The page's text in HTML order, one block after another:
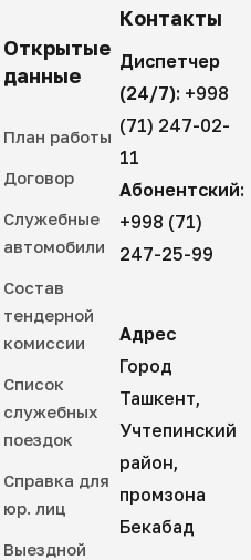
Открытые
данные
План работы
Договор
Служебные
автомобили
Состав
тендерной
комиссии
Список
служебных
поездок
Справка для
юр. лиц
Выездной
Контакты
Диспетчер
(24/7): +998
(71) 247-02-
11
Абонентский:
+998 (71)
247-25-99
Адрес
Город
Ташкент,
Учтепинский
район,
промзона
Бекабад